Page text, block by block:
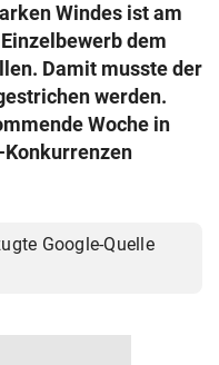
Windes ist am
dem
Damit musste der
werden.
Woche in
Google-Quelle